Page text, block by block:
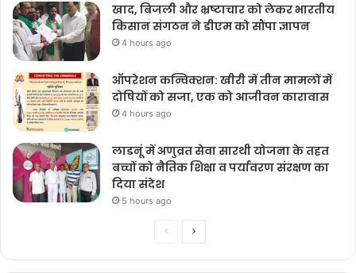
खाद, बिजली और भ्रष्टाचार को लेकर भारतीय
किसान संगठन ने डीएम को सौंपा ज्ञापन
4 hours ago
ऑपरेशन कन्विक्शन: खीरी में तीन मामलों में
दोषियों को सजा, एक को आजीवन कारावास
4 hours ago
लाडनूं में अणुव्रत सेवा सारथी योजना के तहत
बच्चों को नैतिक शिक्षा व पर्यावरण संरक्षण का
दिया संदेश
5 hours ago
PreviousNext